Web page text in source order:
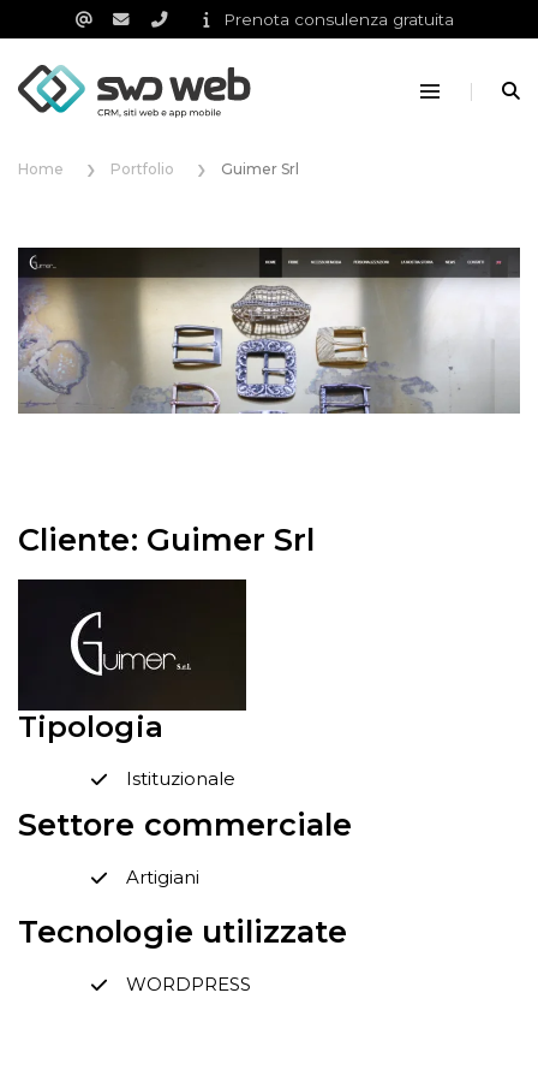
Prenota consulenza gratuita
Home Portfolio Guimer Srl
Cliente: Guimer Srl
Tipologia
Istituzionale
Settore commerciale
Artigiani
Tecnologie utilizzate
WORDPRESS